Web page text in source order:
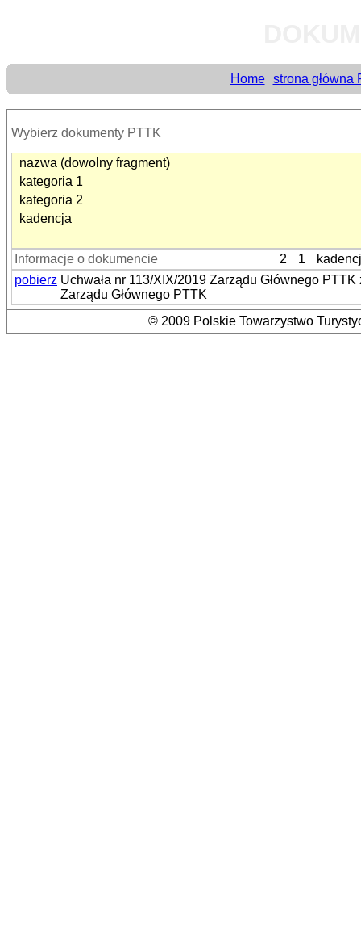
Home strona główna
Wybierz dokumenty PTTK
nazwa (dowolny fragment)
kategoria 1
kategoria 2
kadencja
Informacje o dokumencie 2 1
pobierz Uchwała nr 113/XIX/2019 Zarządu Głównego
Zarządu Głównego PTTK
© 2009 Polskie Towarzystwo